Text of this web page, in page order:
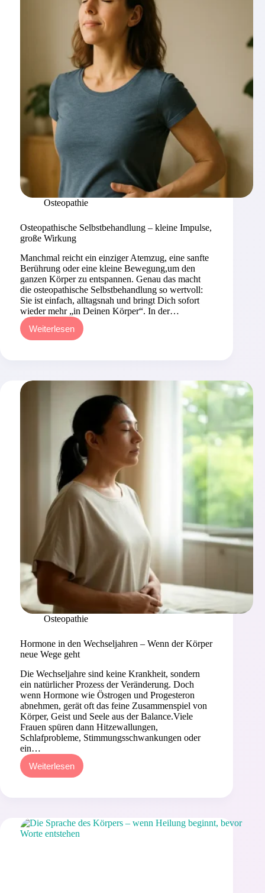
Osteopathie
Osteopathische Selbstbehandlung – kleine Impulse,
große Wirkung
Manchmal reicht ein einziger Atemzug, eine sanfte
Berührung oder eine kleine Bewegung,um den
ganzen Körper zu entspannen. Genau das macht
die osteopathische Selbstbehandlung so wertvoll:
Sie ist einfach, alltagsnah und bringt Dich sofort
wieder mehr „in Deinen Körper“. In der…
WeiterlesenOsteopathische
Selbstbehandlung
große
Osteopathie
Hormone in den Wechseljahren – Wenn der Körper
neue Wege geht
Die Wechseljahre sind keine Krankheit, sondern
ein natürlicher Prozess der Veränderung. Doch
wenn Hormone wie Östrogen und Progesteron
abnehmen, gerät oft das feine Zusammenspiel von
Körper, Geist und Seele aus der Balance.Viele
Frauen spüren dann Hitzewallungen,
Schlafprobleme, Stimmungsschwankungen oder
ein…
Weiterlesen
Hormone
in
Wenn
der